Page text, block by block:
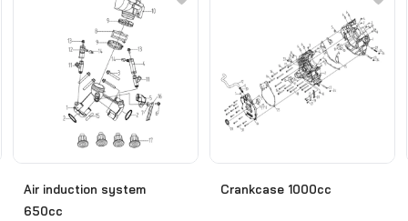
Air induction system
650cc
Crankcase 1000cc